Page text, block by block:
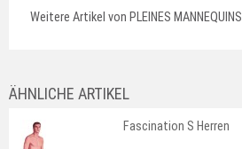
Weitere Artikel von PLEINES MANNEQUINS
ÄHNLICHE ARTIKEL
Fascination S Herren